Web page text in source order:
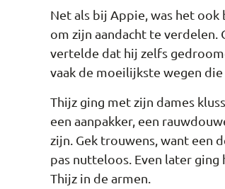
Net als bij Appie, was het
om zijn aandacht te verdelen.
vertelde dat hij zelfs
vaak de moeilijkste wegen
Thijz ging met zijn dames
een aanpakker, een
zijn. Gek trouwens, want een
pas nutteloos. Even later
Thijz in de armen.